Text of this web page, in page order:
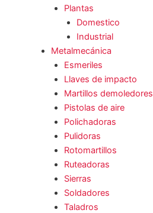
Plantas
Domestico
Industrial
Metalmecánica
Esmeriles
Llaves de impacto
Martillos demoledores
Pistolas de aire
Polichadoras
Pulidoras
Rotomartillos
Ruteadoras
Sierras
Soldadores
Taladros